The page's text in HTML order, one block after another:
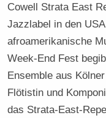
Cowell Strata East
Jazzlabel in den
afroamerikanische
Week-End Fest
Ensemble aus
Flötistin und
das Strata-East-